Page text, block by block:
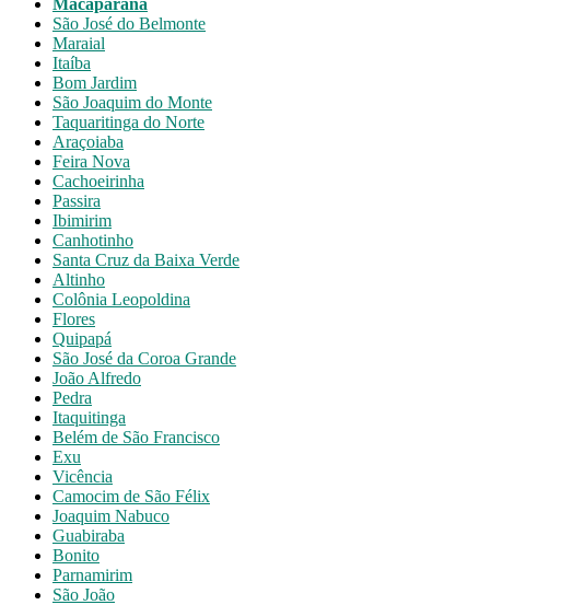
São José do Belmonte
Maraial
Itaíba
Bom Jardim
São Joaquim do Monte
Taquaritinga do Norte
Araçoiaba
Feira Nova
Cachoeirinha
Passira
Ibimirim
Canhotinho
Santa Cruz da Baixa Verde
Altinho
Colônia Leopoldina
Flores
Quipapá
São José da Coroa Grande
João Alfredo
Pedra
Itaquitinga
Belém de São Francisco
Exu
Vicência
Camocim de São Félix
Joaquim Nabuco
Guabiraba
Bonito
Parnamirim
São João